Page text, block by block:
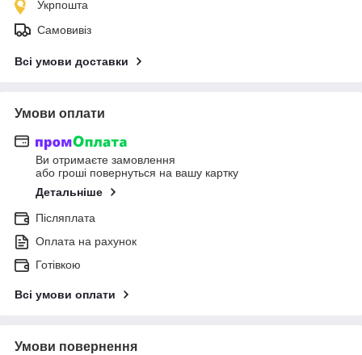
Укрпошта
Самовивіз
Всі умови доставки
Умови оплати
Ви отримаєте замовлення
або гроші повернуться на вашу картку
Детальніше
Післяплата
Оплата на рахунок
Готівкою
Всі умови оплати
Умови повернення